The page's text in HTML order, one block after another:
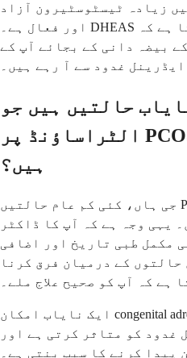
زیادہ ٹیسٹوسٹیرون آزاد
اور فعال ہے۔ DHEAS یہ بتانے میں مدد کر سکتا ہے کہ
بیضہ دانی کے بجائے آپ کے
ایڈرینل غدود سے آ رہے ہیں۔
حالتیں ہیں جو
الٹراساؤنڈ پر PCOS جیسی نظر آ سکتی
ہیں؟
جی ہاں، کئی کم عام حالتیں PCOS جیسی الٹراساؤنڈ کے
یہی وجہ ہے کہ آپ کا ڈاکٹر
مکمل طبی تاریخ اور اضافی
کے درمیان فرق کرنا
ہے کہ آپ کو صحیح علاج ملے۔
ایک نایاب امکان congenital adrenal hyperplasia (CAH) ہے۔ یہ
غدود کو متاثر کرتی ہے اور
پیدا کرنے کا سبب بنتی ہے۔